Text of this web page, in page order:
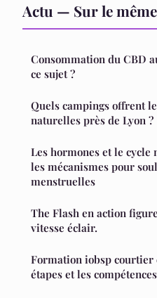
Actu — Sur le
Consommation du CBD
ce sujet ?
Quels campings offrent
naturelles près de Lyon ?
Les hormones et le
les mécanismes pour
menstruelles
The Flash en action
vitesse éclair.
Formation iobsp
étapes et les